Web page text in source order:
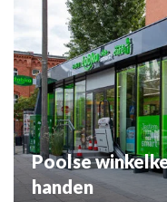
Poolse
handen